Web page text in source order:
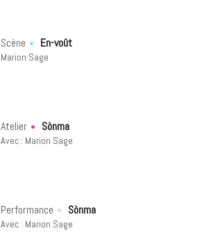
Scène En-voût
Marion Sage
Atelier Sònma
Avec : Marion Sage
Performance Sònma
Avec : Marion Sage